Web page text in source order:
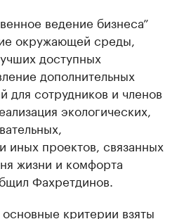
ведение бизнеса”
окружающей среды,
доступных
дополнительных
для сотрудников и членов
экологических,
иных проектов, связанных
жизни и комфорта
Фахретдинов.
критерии взяты